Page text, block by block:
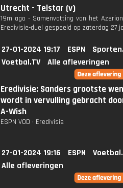
Utrecht - Telstar (v)
19m ago - Samenvatting van het
Eredivisie-duel gespeeld op zaterdag 27
27-01-2024 19:17 ESPN
Voetbal.TV
Alle afleveringen
Eredivisie: Sanders grootste
wordt in vervulling gebracht
A-Wish
ESPN VOD • Eredivisie
27-01-2024 19:16 ESPN
Alle afleveringen